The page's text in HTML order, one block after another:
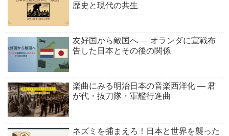
歴史と現代の共生
友好国から敵国へ ― オランダに宣戦布
告した日本とその後の関係
楽曲にみる明治日本の音楽西洋化 ― 君
が代・抜刀隊・軍艦行進曲
ネズミを捕まえろ！日本と世界を襲った